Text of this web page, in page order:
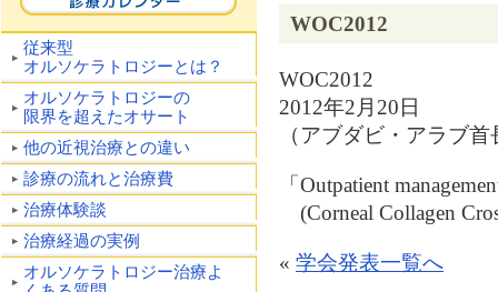
従来型
オルソケラトロジーとは？
オルソケラトロジーの
限界を超えたオサート
他の近視治療との違い
診療の流れと治療費
治療体験談
治療経過の実例
オルソケラトロジー治療よ
WOC2012
WOC2012
2012年2月20日
（アブダビ・アラブ
「Outpatient
(Corneal Collagen
« 学会発表一覧へ